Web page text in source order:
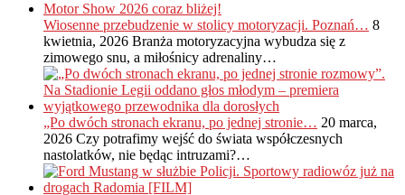
Wiosenne przebudzenie w stolicy motoryzacji. Poznań… 8
kwietnia, 2026 Branża motoryzacyjna wybudza się z
zimowego snu, a miłośnicy adrenaliny…
„Po dwóch stronach ekranu, po jednej stronie… 20 marca,
2026 Czy potrafimy wejść do świata współczesnych
nastolatków, nie będąc intruzami?…